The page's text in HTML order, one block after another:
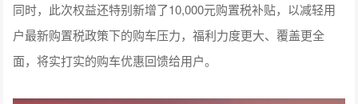
同时，此次权益还特别新增了10,000元购置税补贴，以减轻用
户最新购置税政策下的购车压力，福利力度更大、覆盖更全
面，将实打实的购车优惠回馈给用户。